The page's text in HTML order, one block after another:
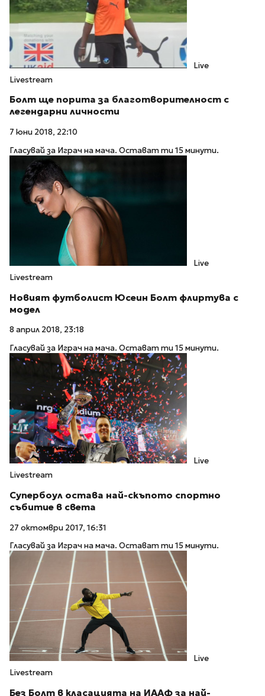
Live
Livestream
Болт ще порита за благотворителност с
легендарни личности
7 юни 2018, 22:10
Гласувай за Играч на мача. Остават ти 15 минути.
Live
Livestream
Новият футболист Юсеин Болт флиртува с
модел
8 април 2018, 23:18
Гласувай за Играч на мача. Остават ти 15 минути.
Live
Livestream
Супербоул остава най-скъпото спортно
събитие в света
27 октомври 2017, 16:31
Гласувай за Играч на мача. Остават ти 15 минути.
Live
Livestream
Без Болт в класацията на ИААФ за най-